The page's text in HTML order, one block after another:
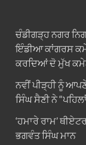
ਚੰਡੀਗੜ੍ਹ ਨਗਰ
ਇੰਡੀਆ ਕਾਂਗਰਸ
ਕਰਦਿਆਂ ਦੋ ਮੁੱਖ
ਨਵੀਂ ਪੀੜ੍ਹੀ ਨੂੰ
ਸਿੰਘ ਸੈਣੀ ਨੇ
‘ਹਮਾਰੇ ਰਾਮ’
ਭਗਵੰਤ ਸਿੰਘ ਮਾਨ